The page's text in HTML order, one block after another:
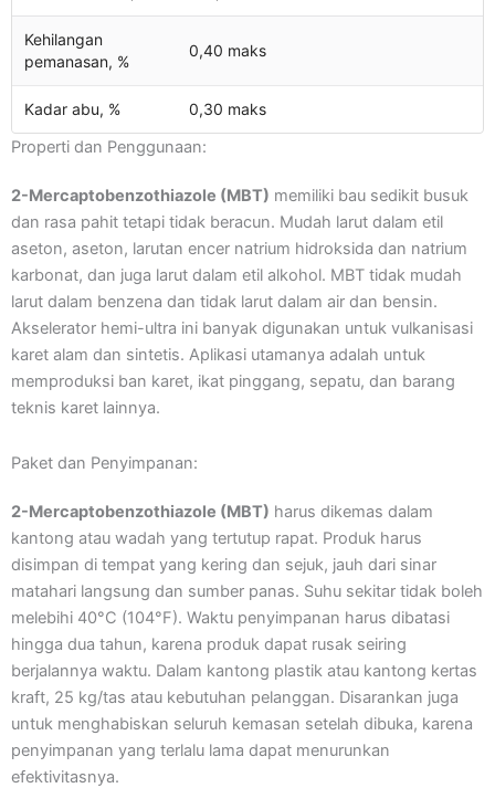
Kehilangan
pemanasan, %
0,40 maks
Kadar abu, % 0,30 maks
Properti dan Penggunaan:
2-Mercaptobenzothiazole (MBT) memiliki bau sedikit busuk
dan rasa pahit tetapi tidak beracun. Mudah larut dalam etil
aseton, aseton, larutan encer natrium hidroksida dan natrium
karbonat, dan juga larut dalam etil alkohol. MBT tidak mudah
larut dalam benzena dan tidak larut dalam air dan bensin.
Akselerator hemi-ultra ini banyak digunakan untuk vulkanisasi
karet alam dan sintetis. Aplikasi utamanya adalah untuk
memproduksi ban karet, ikat pinggang, sepatu, dan barang
teknis karet lainnya.
Paket dan Penyimpanan:
2-Mercaptobenzothiazole (MBT) harus dikemas dalam
kantong atau wadah yang tertutup rapat. Produk harus
disimpan di tempat yang kering dan sejuk, jauh dari sinar
matahari langsung dan sumber panas. Suhu sekitar tidak boleh
melebihi 40°C (104°F). Waktu penyimpanan harus dibatasi
hingga dua tahun, karena produk dapat rusak seiring
berjalannya waktu. Dalam kantong plastik atau kantong kertas
kraft, 25 kg/tas atau kebutuhan pelanggan. Disarankan juga
untuk menghabiskan seluruh kemasan setelah dibuka, karena
penyimpanan yang terlalu lama dapat menurunkan
efektivitasnya.